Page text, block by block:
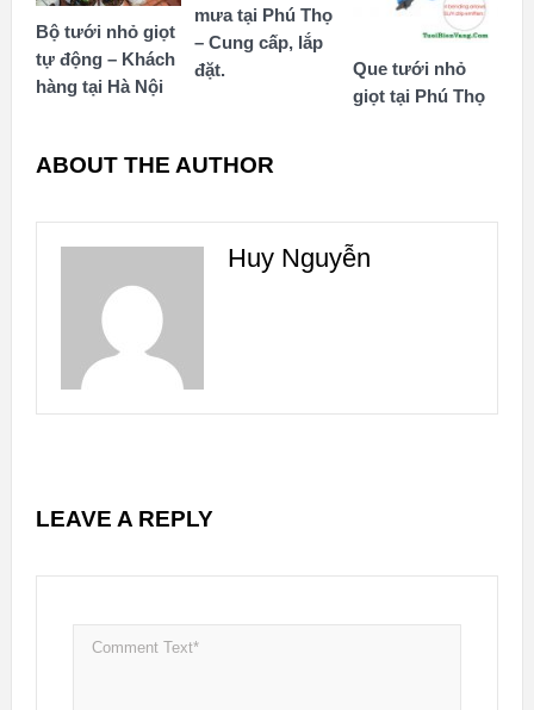
Bộ tưới nhỏ giọt
tự động – Khách
hàng tại Hà Nội
mưa tại Phú Thọ
– Cung cấp, lắp
đặt.
Que tưới nhỏ
giọt tại Phú Thọ
ABOUT THE AUTHOR
Huy Nguyễn
LEAVE A REPLY